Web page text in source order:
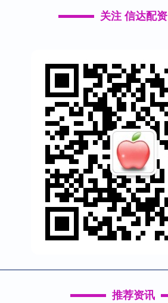
关注 信达配资
推荐资讯